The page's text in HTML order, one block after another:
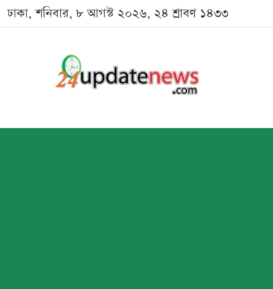
ঢাকা, শনিবার, ৮ আগস্ট ২০২৬, ২৪ শ্রাবণ ১৪৩৩